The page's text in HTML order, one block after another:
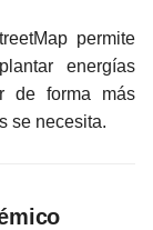
permite
energías
de forma más
se necesita.